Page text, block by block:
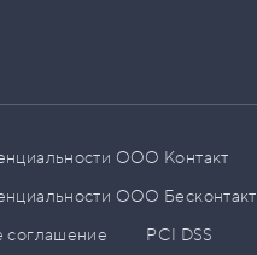
ООО Контакт
ООО Бесконтакт
соглашение
PCI DSS